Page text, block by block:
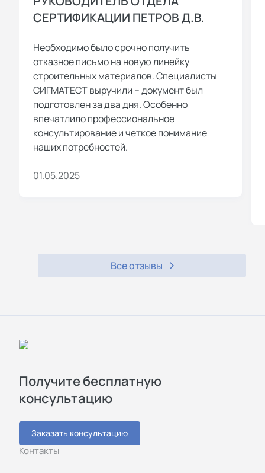
СЕРТИФИКАЦИИ ПЕТРОВ Д.В.
Необходимо было срочно получить
отказное письмо на новую линейку
строительных материалов. Специалисты
СИГМАТЕСТ выручили – документ был
подготовлен за два дня. Особенно
впечатлило профессиональное
консультирование и четкое понимание
наших потребностей.
01.05.2025
Все отзывы
Получите бесплатную
консультацию
Заказать консультацию
Контакты